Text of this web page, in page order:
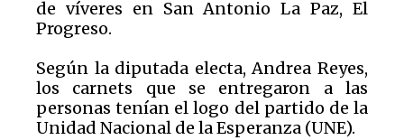
de víveres en San Antonio La Paz, El
Progreso.
Según la diputada electa, Andrea Reyes,
los carnets que se entregaron a las
personas tenían el logo del partido de la
Unidad Nacional de la Esperanza (UNE).